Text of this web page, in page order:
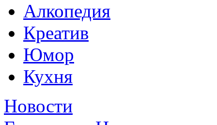
Алкопедия
Креатив
Юмор
Кухня
Новости